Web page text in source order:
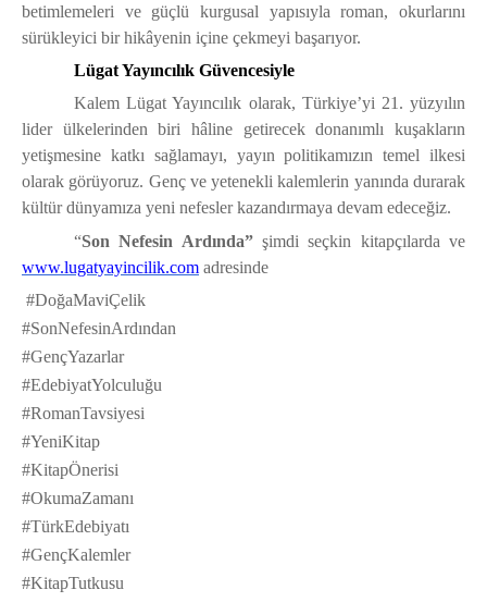
betimlemeleri ve güçlü kurgusal yapısıyla roman, okurlarını
sürükleyici bir hikâyenin içine çekmeyi başarıyor.
Lügat Yayıncılık Güvencesiyle
Kalem Lügat Yayıncılık olarak, Türkiye’yi 21. yüzyılın
lider ülkelerinden biri hâline getirecek donanımlı kuşakların
yetişmesine katkı sağlamayı, yayın politikamızın temel ilkesi
olarak görüyoruz. Genç ve yetenekli kalemlerin yanında durarak
kültür dünyamıza yeni nefesler kazandırmaya devam edeceğiz.
“Son Nefesin Ardında”şimdi seçkin kitapçılarda ve
www.lugatyayincilik.com adresinde
#DoğaMaviÇelik
#SonNefesinArdından
#GençYazarlar
#EdebiyatYolculuğu
#RomanTavsiyesi
#YeniKitap
#KitapÖnerisi
#OkumaZamanı
#TürkEdebiyatı
#GençKalemler
#KitapTutkusu